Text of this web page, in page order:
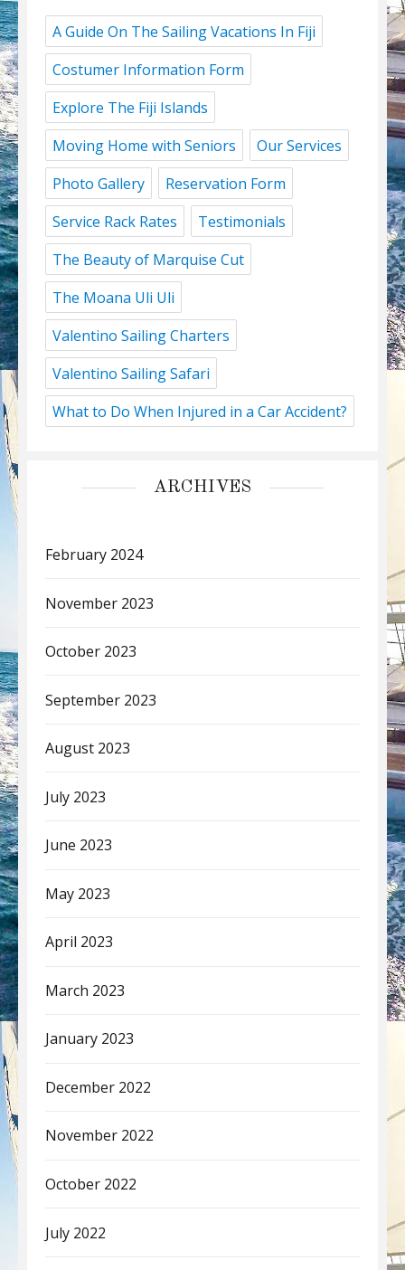
A Guide On The Sailing Vacations In Fiji
Costumer Information Form
Explore The Fiji Islands
Moving Home with Seniors
Our Services
Photo Gallery
Reservation Form
Service Rack Rates
Testimonials
The Beauty of Marquise Cut
The Moana Uli Uli
Valentino Sailing Charters
Valentino Sailing Safari
What to Do When Injured in a Car Accident?
ARCHIVES
February 2024
November 2023
October 2023
September 2023
August 2023
July 2023
June 2023
May 2023
April 2023
March 2023
January 2023
December 2022
November 2022
October 2022
July 2022